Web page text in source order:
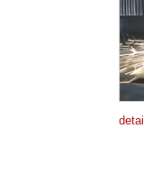
detail